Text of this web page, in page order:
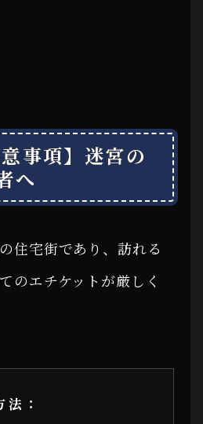
事項】迷宮の
へ
住宅街であり、訪れる
のエチケットが厳しく
：